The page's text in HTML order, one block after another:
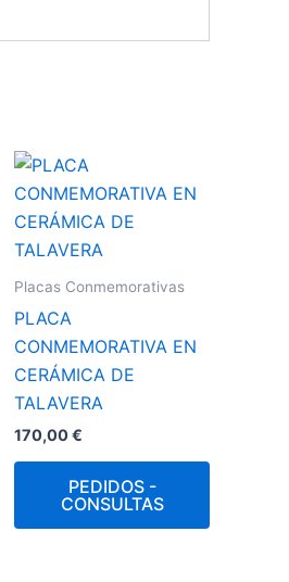
Placas Conmemorativas
PLACA
CONMEMORATIVA EN
CERÁMICA DE
TALAVERA
170,00€
PEDIDOS -
CONSULTAS